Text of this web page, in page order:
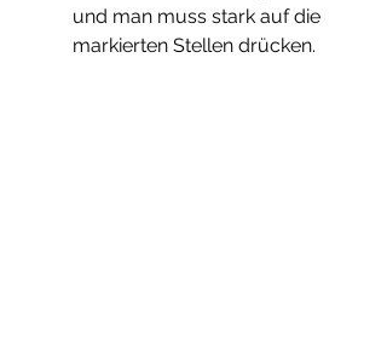
und man muss stark auf die
markierten Stellen drücken.